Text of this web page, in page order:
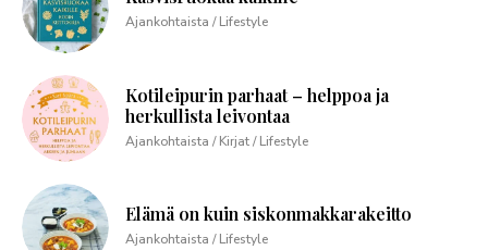
Ajankohtaista / Lifestyle
Kotileipurin parhaat – helppoa ja
herkullista leivontaa
Ajankohtaista / Kirjat / Lifestyle
Elämä on kuin siskonmakkarakeitto
Ajankohtaista / Lifestyle